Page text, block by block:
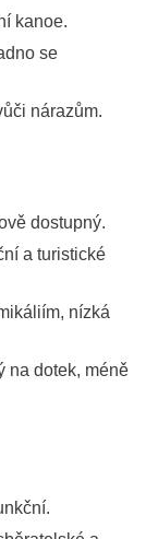
kanoe.
se
nárazům.
dostupný.
a turistické
nízká
na dotek, méně